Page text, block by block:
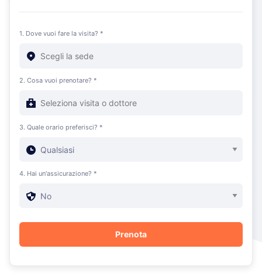
1. Dove vuoi fare la visita? *
2. Cosa vuoi prenotare? *
3. Quale orario preferisci? *
4. Hai un'assicurazione? *